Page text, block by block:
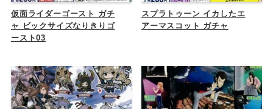
仮面ライダーゴースト ガチ
ャ ビックサイズなりきりゴ
ースト03
スプラトゥーン イカしたエ
アーマスコット ガチャ